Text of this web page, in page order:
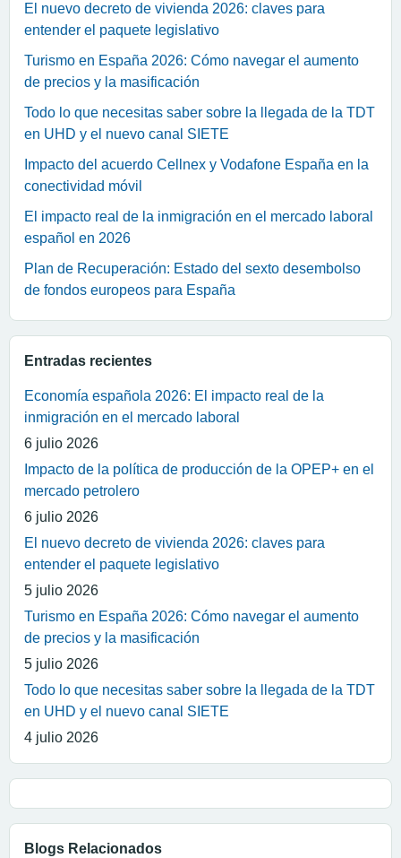
El nuevo decreto de vivienda 2026: claves para
entender el paquete legislativo
Turismo en España 2026: Cómo navegar el aumento
de precios y la masificación
Todo lo que necesitas saber sobre la llegada de la TDT
en UHD y el nuevo canal SIETE
Impacto del acuerdo Cellnex y Vodafone España en la
conectividad móvil
El impacto real de la inmigración en el mercado laboral
español en 2026
Plan de Recuperación: Estado del sexto desembolso
de fondos europeos para España
Entradas recientes
Economía española 2026: El impacto real de la
inmigración en el mercado laboral
6 julio 2026
Impacto de la política de producción de la OPEP+ en el
mercado petrolero
6 julio 2026
El nuevo decreto de vivienda 2026: claves para
entender el paquete legislativo
5 julio 2026
Turismo en España 2026: Cómo navegar el aumento
de precios y la masificación
5 julio 2026
Todo lo que necesitas saber sobre la llegada de la TDT
en UHD y el nuevo canal SIETE
4 julio 2026
Blogs Relacionados